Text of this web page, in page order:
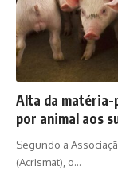
Alta da matéria-
por animal aos
Segundo a
(Acrismat), o…